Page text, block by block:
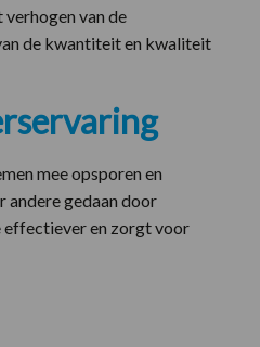
van de
de kwantiteit en kwaliteit
mee opsporen en
gedaan door
effectiever en zorgt voor